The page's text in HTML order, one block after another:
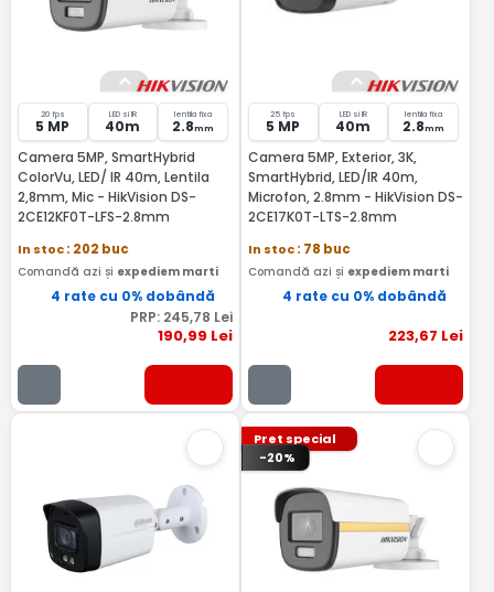
20 fps
5 MP
LED si IR
40m
lentila fixa
2.8mm
Camera 5MP, SmartHybrid
ColorVu, LED/ IR 40m, Lentila
2,8mm, Mic - HikVision DS-
2CE12KF0T-LFS-2.8mm
In stoc: 202 buc
Comandă azi și expediem marti
4 rate cu 0% dobândă
PRP: 245,78 Lei
190,99 Lei
25 fps
5 MP
LED si IR
40m
lentila fixa
2.8mm
Camera 5MP, Exterior, 3K,
SmartHybrid, LED/IR 40m,
Microfon, 2.8mm - HikVision DS-
2CE17K0T-LTS-2.8mm
In stoc: 78 buc
Comandă azi și expediem marti
4 rate cu 0% dobândă
223,67 Lei
Pret special
-20%